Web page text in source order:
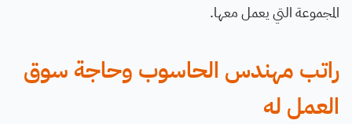
المجموعة التي يعمل معها.
راتب مهندس الحاسوب وحاجة سوق
العمل له